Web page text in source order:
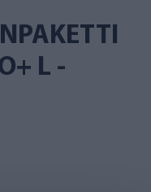
L -